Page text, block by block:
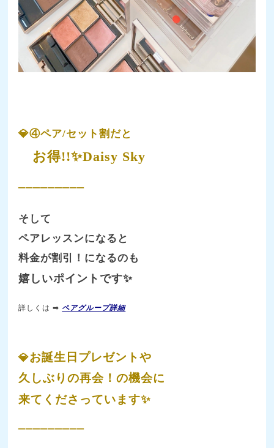
💎④ペア/セット割だと
お得!!✨Daisy Sky
そして
ペアレッスンになると
料金が割引！になるのも
嬉しいポイントです✨
詳しくは ➡ ペアグループ詳細
💎お誕生日プレゼントや
久しぶりの再会！の機会に
来てくださっています✨